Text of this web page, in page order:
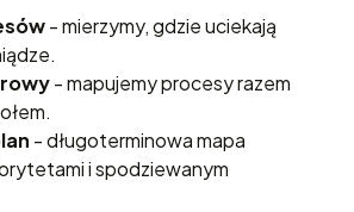
- mierzymy, gdzie uciekają
- mapujemy procesy razem
- długoterminowa mapa
i spodziewanym